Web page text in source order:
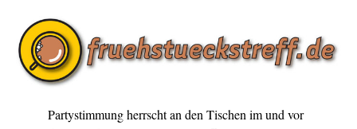
Partystimmung herrscht an den Tischen im und vor